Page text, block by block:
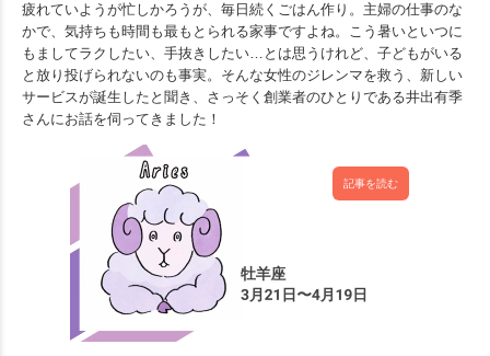
疲れていようが忙しかろうが、毎日続くごはん作り。主婦の仕事のな
かで、気持ちも時間も最もとられる家事ですよね。こう暑いといつに
もましてラクしたい、手抜きしたい…とは思うけれど、子どもがいる
と放り投げられないのも事実。そんな女性のジレンマを救う、新しい
サービスが誕生したと聞き、さっそく創業者のひとりである井出有季
さんにお話を伺ってきました！
記事を読む